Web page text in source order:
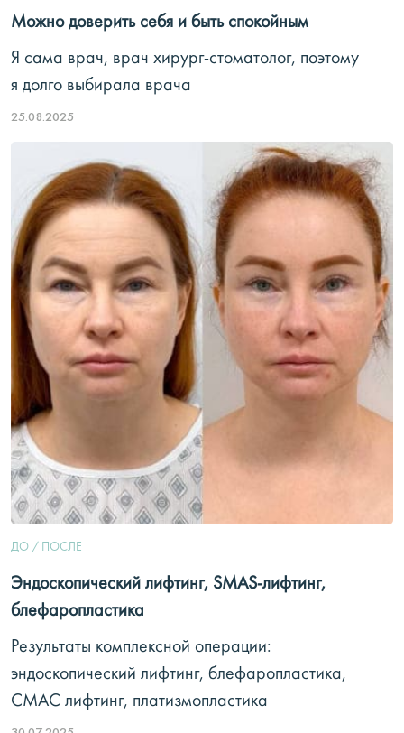
Можно доверить себя и быть спокойным
Я сама врач, врач хирург-стоматолог, поэтому
я долго выбирала врача
25.08.2025
ДО / ПОСЛЕ
Эндоскопический лифтинг, SMAS-лифтинг,
блефаропластика
Результаты комплексной операции:
эндоскопический лифтинг, блефаропластика,
СМАС лифтинг, платизмопластика